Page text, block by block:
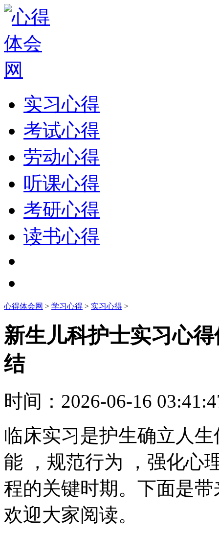
实习心得
考试心得
劳动心得
听课心得
考研心得
读书心得
心得体会网 > 学习心得 > 实习心得 >
新生儿科护士实习心
结
时间： 2026-06-16
临床实习是护生确立人
能 ，规范行为 ，强化心
程的关键时期。下面是
欢迎大家阅读。